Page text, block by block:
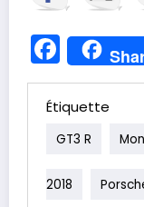
Étiquette
GT3 R
2018